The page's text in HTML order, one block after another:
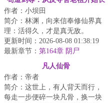
作者：小坝田
简介：林渊，向来信奉修仙界真
理：活得久，才是真无敌。
&lt;br/&gt;所以当家族筑基老祖慈
爱地要为他传功...
更新时间：2026-08-08 01:38:19
最新章节： 第164章 阴尸
凡人仙骨
作者：帝者
简介：这世上，有人背天而行，
每走一步便碎一块凡骨，换一块